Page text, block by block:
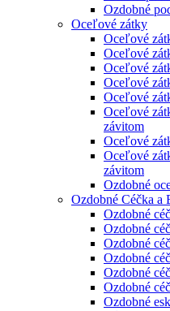
Ozdobné
Oceľové zátky
Oceľové
Oceľové
Oceľové
Oceľové
Oceľové
Oceľové
závitom
Oceľové
Oceľové
závitom
Ozdobné
Ozdobné Céčka a
Ozdobné
Ozdobné
Ozdobné
Ozdobné
Ozdobné
Ozdobné
Ozdobné